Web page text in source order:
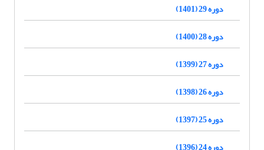
دوره 29 (1401)
دوره 28 (1400)
دوره 27 (1399)
دوره 26 (1398)
دوره 25 (1397)